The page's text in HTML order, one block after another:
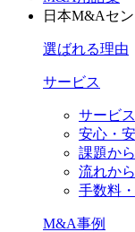
日本M&Aセ
選ばれる理由
サービス
サービ
安心・
課題か
流れか
手数料
M&A事例